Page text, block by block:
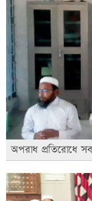
অপরাধ প্রতিরোধে